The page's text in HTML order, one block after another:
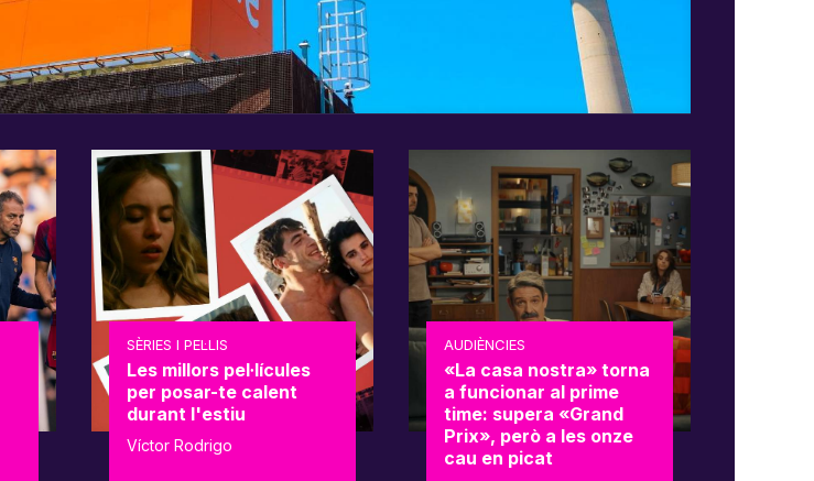
SÈRIES I PEL·LIS
Les millors pel·lícules
per posar-te calent
durant l'estiu
Víctor Rodrigo
AUDIÈNCIES
«La casa nostra» torna
a funcionar al prime
time: supera «Grand
Prix», però a les onze
cau en picat